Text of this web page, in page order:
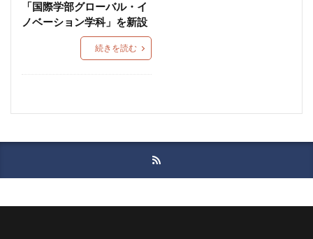
「国際学部グローバル・イ
ノベーション学科」を新設
続きを読む